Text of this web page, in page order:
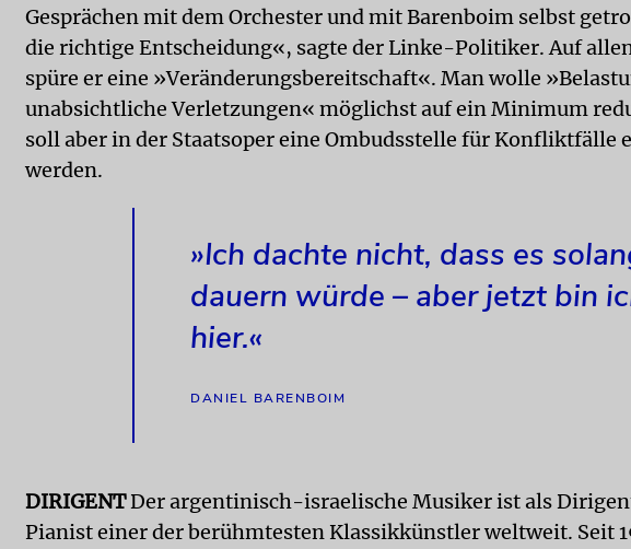
Gesprächen mit dem Orchester und mit Barenboim selbst
die richtige Entscheidung«, sagte der Linke-Politiker. Auf
spüre er eine »Veränderungsbereitschaft«. Man wolle
unabsichtliche Verletzungen« möglichst auf ein Minimum
soll aber in der Staatsoper eine Ombudsstelle für Konfliktfälle
werden.
»Ich dachte nicht, dass es
dauern würde – aber jetzt bin
hier.«
DANIEL BARENBOIM
DIRIGENTDer argentinisch-israelische Musiker ist als
Pianist einer der berühmtesten Klassikkünstler weltweit. Seit